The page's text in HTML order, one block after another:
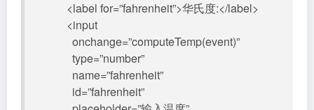
<label for=”fahrenheit”>华氏度:</label>
<input
onchange=”computeTemp(event)”
type=”number”
name=”fahrenheit”
id=”fahrenheit”